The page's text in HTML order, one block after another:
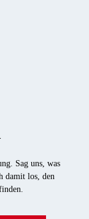
Sag uns, was
damit los, den